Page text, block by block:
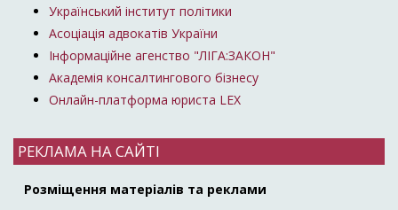
Український інститут політики
Асоціація адвокатів України
Інформаційне агенство "ЛІГА:ЗАКОН"
Академія консалтингового бізнесу
Онлайн-платформа юриста LEX
РЕКЛАМА НА САЙТІ
Розміщення матеріалів та реклами